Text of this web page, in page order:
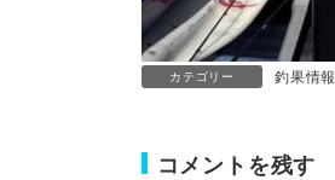
カテゴリー 釣果情報
コメントを残す